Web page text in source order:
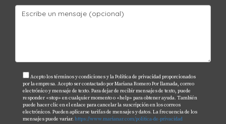
Acepto los términos y condiciones y la Política de privacidad proporcionados
por la empresa. Acepto ser contactado por Mariana Romero Por llamada, correo
electrónico y mensaje de texto. Para dejar de recibir mensajes de texto, puede
responder «stop» en cualquier momento o «help» para obtener ayuda. También
puede hacer clic en el enlace para cancelar la suscripción en los correos
electrónicos. Pueden aplicarse tarifas de mensajes y datos. La frecuencia de los
mensajes puede variar. https://www.marianar.com/politica-de-privacidad